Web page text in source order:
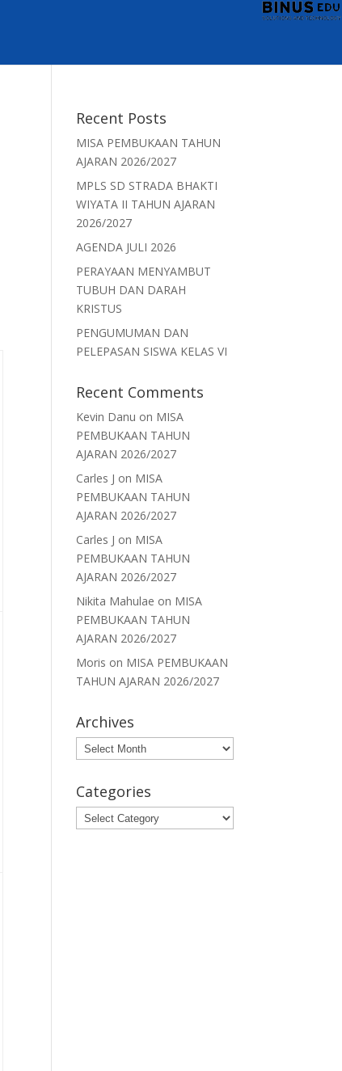
Recent Posts
MISA PEMBUKAAN TAHUN
AJARAN 2026/2027
MPLS SD STRADA BHAKTI
WIYATA II TAHUN AJARAN
2026/2027
AGENDA JULI 2026
PERAYAAN MENYAMBUT
TUBUH DAN DARAH
KRISTUS
PENGUMUMAN DAN
PELEPASAN SISWA KELAS VI
Recent Comments
Kevin Danu on MISA
PEMBUKAAN TAHUN
AJARAN 2026/2027
Carles J on MISA
PEMBUKAAN TAHUN
AJARAN 2026/2027
Carles J on MISA
PEMBUKAAN TAHUN
AJARAN 2026/2027
Nikita Mahulae on MISA
PEMBUKAAN TAHUN
AJARAN 2026/2027
Moris on MISA PEMBUKAAN
TAHUN AJARAN 2026/2027
Archives
Archives
Categories
Categories